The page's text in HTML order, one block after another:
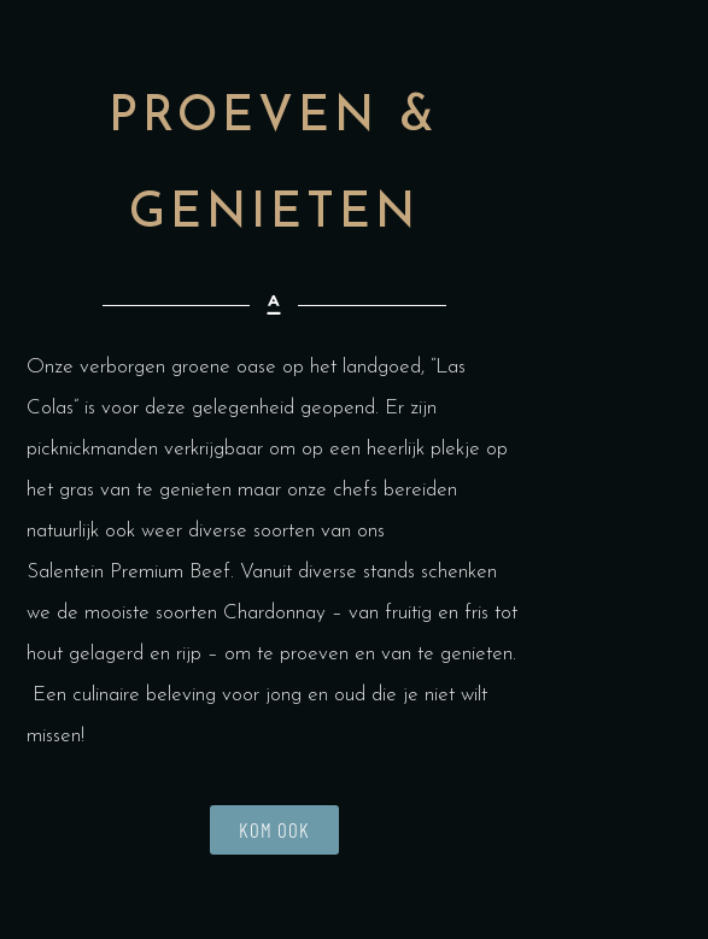
PROEVEN &
GENIETEN
Onze verborgen groene oase op het landgoed, “Las
Colas” is voor deze gelegenheid geopend. Er zijn
picknickmanden verkrijgbaar om op een heerlijk plekje op
het gras van te genieten maar onze chefs bereiden
natuurlijk ook weer diverse soorten van ons
Salentein Premium Beef. Vanuit diverse stands schenken
we de mooiste soorten Chardonnay – van fruitig en fris tot
hout gelagerd en rijp – om te proeven en van te genieten.
Een culinaire beleving voor jong en oud die je niet wilt
missen!
KOM OOK